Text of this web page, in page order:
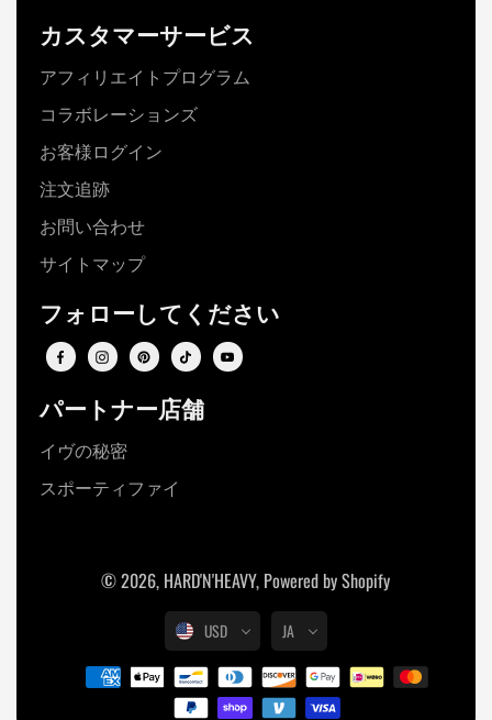
カスタマーサービス
アフィリエイトプログラム
コラボレーションズ
お客様ログイン
注文追跡
お問い合わせ
サイトマップ
フォローしてください
パートナー店舗
イヴの秘密
スポーティファイ
© 2026, HARD'N'HEAVY, Powered by Shopify
USD JA